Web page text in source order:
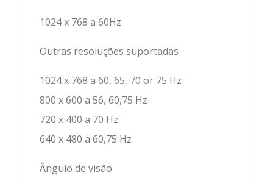
1024 x 768 a 60Hz
Outras resoluções suportadas
1024 x 768 a 60, 65, 70 or 75 Hz
800 x 600 a 56, 60,75 Hz
720 x 400 a 70 Hz
640 x 480 a 60,75 Hz
Ângulo de visão